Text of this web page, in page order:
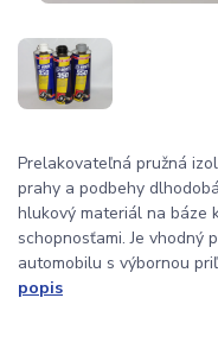
Prelakovateľná pružná
prahy a podbehy
hlukový materiál na báze
schopnosťami. Je vhodný
automobilu s výbornou
popis